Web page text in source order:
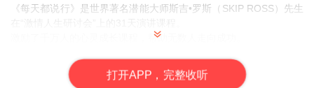
《每天都说行》是世界著名潜能大师斯吉•罗斯（SKIP ROSS）先生
激励了千万人的心灵成长课程，帮助无数人走向成功。
这31天的课程就如同我们与成功之间的31步阶梯。当每天清晨醒
来。只要我们用心去聆听，这些被无数成功者隐瞒了的谜语，就能
打开APP，完整收听